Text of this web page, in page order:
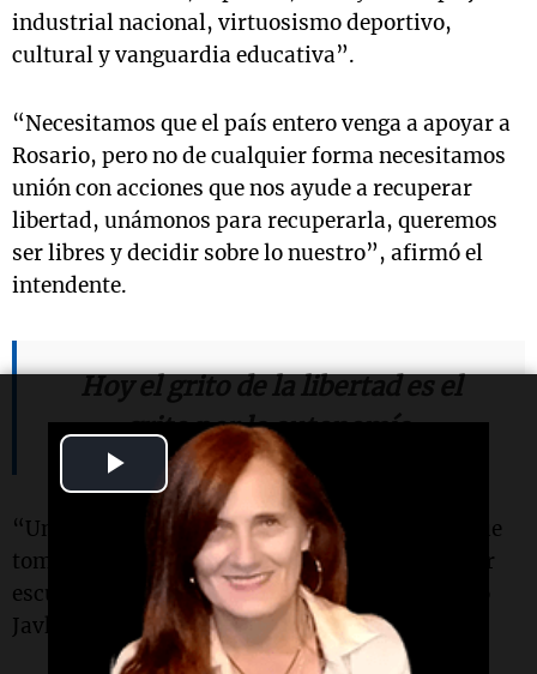
Play
Video
industrial nacional, virtuosismo deportivo,
cultural y vanguardia educativa”.
“Necesitamos que el país entero venga a apoyar a
Rosario, pero no de cualquier forma necesitamos
unión con acciones que nos ayude a recuperar
libertad, unámonos para recuperarla, queremos
ser libres y decidir sobre lo nuestro”, afirmó el
intendente.
Hoy el grito de la libertad es el
grito por la autonomía.
“Unamos este reclamo y para quienes tienen que
tomar la decisión, dennos la libertad para hacer
escuchar la voz de Rosario en dónde sea”, pidió
Javkin.